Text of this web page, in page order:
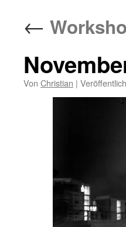
←
Von Christian |